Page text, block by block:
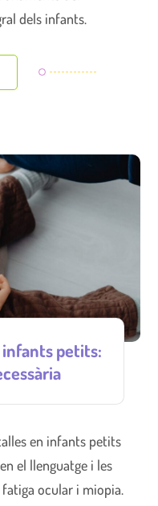
dels infants.
infants petits:
en infants petits
el llenguatge i les
ocular i miopia.